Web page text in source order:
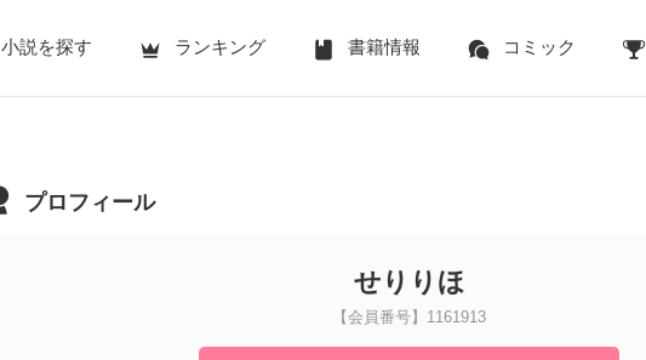
小説を探す ランキング 書籍情報 コミック
プロフィール
せりりほ
【会員番号】1161913